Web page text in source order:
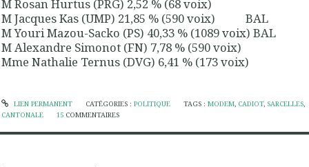
M Rosan Hurtus (PRG) 2,52 % (68 voix)
M Jacques Kas (UMP) 21,85 % (590 voix) BAL
M Youri Mazou-Sacko (PS) 40,33 % (1089 voix) BAL
M Alexandre Simonot (FN) 7,78 % (590 voix)
Mme Nathalie Ternus (DVG) 6,41 % (173 voix)
LIEN PERMANENT CATÉGORIES : POLITIQUE TAGS :MODEM, CADIOT, SARCELLES,
CANTONALE
15 COMMENTAIRES